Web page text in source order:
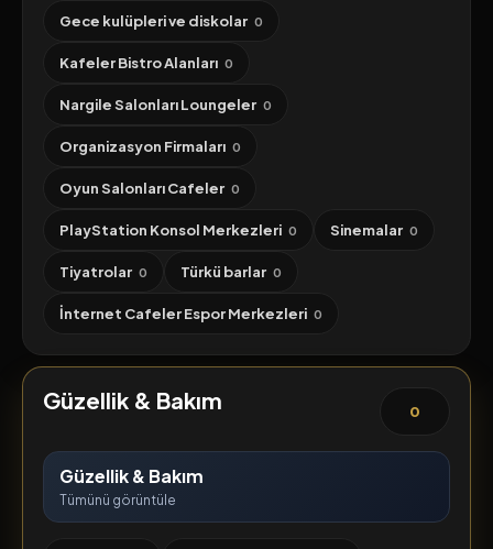
Gece kulüpleri ve diskolar 0
Kafeler Bistro Alanları 0
Nargile Salonları Loungeler 0
Organizasyon Firmaları 0
Oyun Salonları Cafeler 0
PlayStation Konsol Merkezleri 0 Sinemalar 0
Tiyatrolar 0 Türkü barlar 0
İnternet Cafeler Espor Merkezleri 0
Güzellik & Bakım 0
Güzellik & Bakım
Tümünü görüntüle